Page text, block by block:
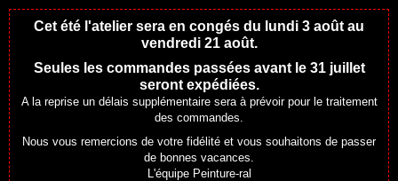
Cet été l'atelier sera en congés du lundi 3 août au
vendredi 21 août.
Seules les commandes passées avant le 31 juillet
seront expédiées.
A la reprise un délais supplémentaire sera à prévoir pour le traitement
des commandes.
Nous vous remercions de votre fidélité et vous souhaitons de passer
de bonnes vacances.
L'équipe Peinture-ral